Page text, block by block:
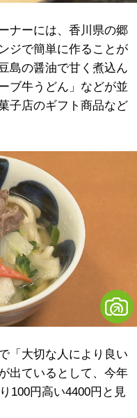
ナーには、香川県の郷
ジで簡単に作ることが
島の醤油で甘く煮込ん
ブ牛うどん」などが並
子店のギフト商品など
「大切な人により良い
出ているとして、今年
100円高い4400円と見